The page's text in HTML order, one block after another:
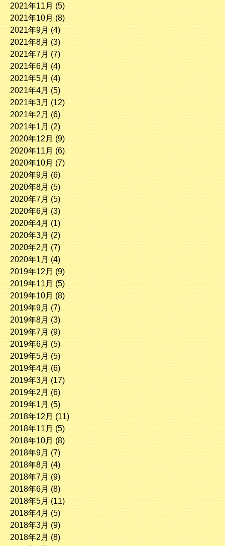
2021年11月 (5)
2021年10月 (8)
2021年9月 (4)
2021年8月 (3)
2021年7月 (7)
2021年6月 (4)
2021年5月 (4)
2021年4月 (5)
2021年3月 (12)
2021年2月 (6)
2021年1月 (2)
2020年12月 (9)
2020年11月 (6)
2020年10月 (7)
2020年9月 (6)
2020年8月 (5)
2020年7月 (5)
2020年6月 (3)
2020年4月 (1)
2020年3月 (2)
2020年2月 (7)
2020年1月 (4)
2019年12月 (9)
2019年11月 (5)
2019年10月 (8)
2019年9月 (7)
2019年8月 (3)
2019年7月 (9)
2019年6月 (5)
2019年5月 (5)
2019年4月 (6)
2019年3月 (17)
2019年2月 (6)
2019年1月 (5)
2018年12月 (11)
2018年11月 (5)
2018年10月 (8)
2018年9月 (7)
2018年8月 (4)
2018年7月 (9)
2018年6月 (8)
2018年5月 (11)
2018年4月 (5)
2018年3月 (9)
2018年2月 (8)